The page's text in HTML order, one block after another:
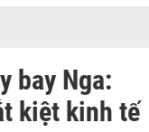
bay Nga:
kiệt kinh tế